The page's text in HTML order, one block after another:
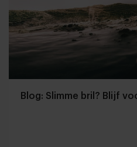
Blog: Slimme bril? Blijf